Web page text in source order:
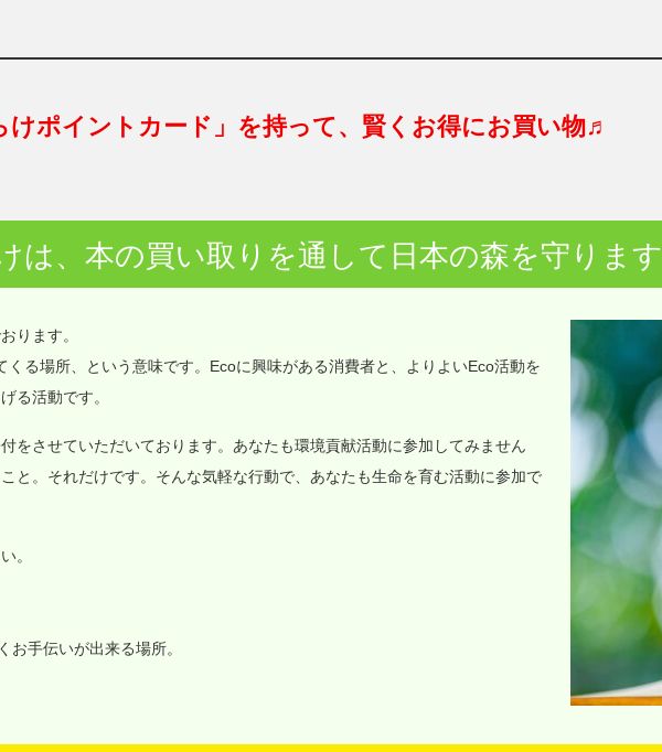
けポイントカード」を持って、賢くお得にお買い物♬
は、本の買い取りを通して日本の森を守ります
ります。
る場所、という意味です。Ecoに興味がある消費者と、よりよいEco活動を
る活動です。
をさせていただいております。あなたも環境貢献活動に参加してみません
と。それだけです。そんな気軽な行動で、あなたも生命を育む活動に参加で
。
手伝いが出来る場所。